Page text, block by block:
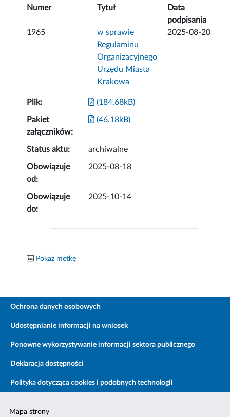
Numer Tytuł
Data
podpisania
1965
w sprawie
Regulaminu
Organizacyjnego
Urzędu Miasta
Krakowa
2025-08-20
Plik: (184.68kB)
Pakiet
załączników:
(46.18kB)
Status aktu: archiwalne
Obowiązuje
od:
2025-08-18
Obowiązuje
do:
2025-10-14
Pokaż metkę
Ochrona danych osobowych
Udostępnianie informacji na wniosek
Ponowne wykorzystywanie informacji sektora publicznego
Deklaracja dostępności
Polityka dotycząca cookies i podobnych technologii
Mapa strony